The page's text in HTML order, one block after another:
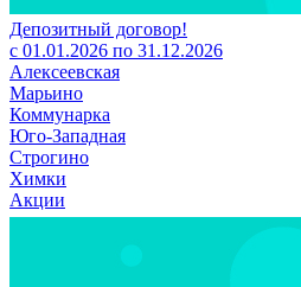
Депозитный договор!
с 01.01.2026 по 31.12.2026
Алексеевская
Марьино
Коммунарка
Юго-Западная
Строгино
Химки
Акции